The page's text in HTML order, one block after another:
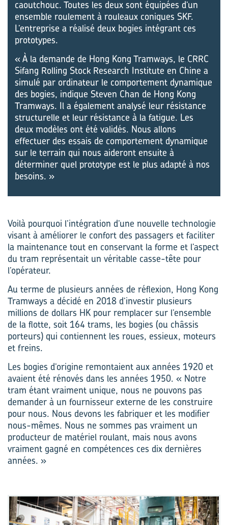
caoutchouc. Toutes les deux sont équipées d’un
ensemble roulement à rouleaux coniques SKF.
L’entreprise a réalisé deux bogies intégrant ces
prototypes.
« À la demande de Hong Kong Tramways, le CRRC
Sifang Rolling Stock Research Institute en Chine a
simulé par ordinateur le comportement dynamique
des bogies, indique Steven Chan de Hong Kong
Tramways. Il a également analysé leur résistance
structurelle et leur résistance à la fatigue. Les
deux modèles ont été validés. Nous allons
effectuer des essais de comportement dynamique
sur le terrain qui nous aideront ensuite à
déterminer quel prototype est le plus adapté à nos
besoins. »
Voilà pourquoi l’intégration d’une nouvelle technologie
visant à améliorer le confort des passagers et faciliter
la maintenance tout en conservant la forme et l’aspect
du tram représentait un véritable casse-tête pour
l’opérateur.
Au terme de plusieurs années de réflexion, Hong Kong
Tramways a décidé en 2018 d’investir plusieurs
millions de dollars HK pour remplacer sur l’ensemble
de la flotte, soit 164 trams, les bogies (ou châssis
porteurs) qui contiennent les roues, essieux, moteurs
et freins.
Les bogies d’origine remontaient aux années 1920 et
avaient été rénovés dans les années 1950. « Notre
tram étant vraiment unique, nous ne pouvons pas
demander à un fournisseur externe de les construire
pour nous. Nous devons les fabriquer et les modifier
nous-mêmes. Nous ne sommes pas vraiment un
producteur de matériel roulant, mais nous avons
vraiment gagné en compétences ces dix dernières
années. »